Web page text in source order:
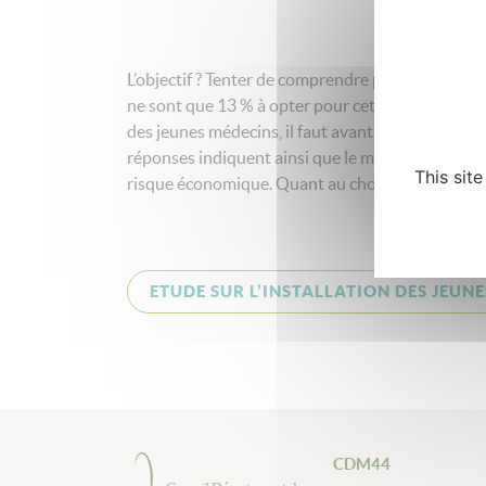
L’objectif ? Tenter de comprendre pourquoi,
ne sont que 13 % à opter pour cet exercice lors
des jeunes médecins, il faut avant tout les
réponses indiquent ainsi que le mode
risque économique. Quant au choix du lieu
ETUDE SUR L’INSTALLATION DES
CDM44
This